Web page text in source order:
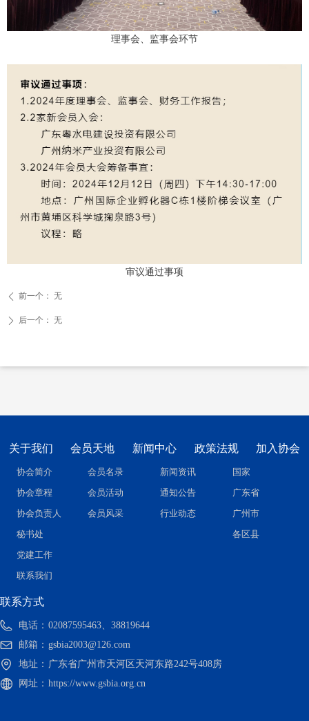
理事会、监事会环节
审议通过事项
ꄴ 前一个： 无
ꄲ 后一个： 无
关于我们 会员天地 新闻中心 政策法规 加入协会
协会简介
协会章程
协会负责人
秘书处
党建工作
联系我们
会员名录
会员活动
会员风采
新闻资讯
通知公告
行业动态
国家
广东省
广州市
各区县
联系方式
电话： 02087595463、38819644
邮箱： gsbia2003@126.com
地址： 广东省广州市天河区天河东路242号408房
网址： https://www.gsbia.org.cn